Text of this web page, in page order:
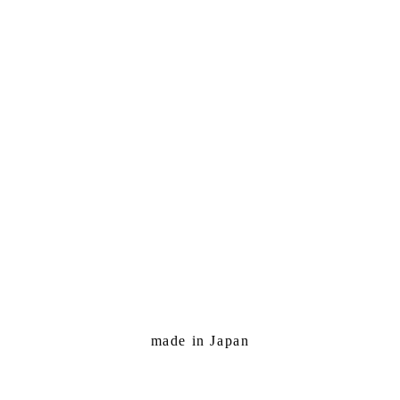
made in Japan